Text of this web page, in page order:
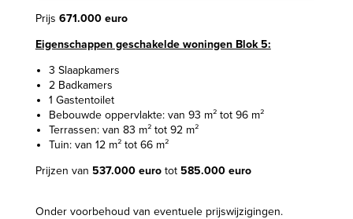
Prijs 671.000 euro
Eigenschappen geschakelde woningen Blok 5:
3 Slaapkamers
2 Badkamers
1 Gastentoilet
Bebouwde oppervlakte: van 93 m² tot 96 m²
Terrassen: van 83 m² tot 92 m²
Tuin: van 12 m² tot 66 m²
Prijzen van 537.000 eurotot 585.000 euro
Onder voorbehoud van eventuele prijswijzigingen.